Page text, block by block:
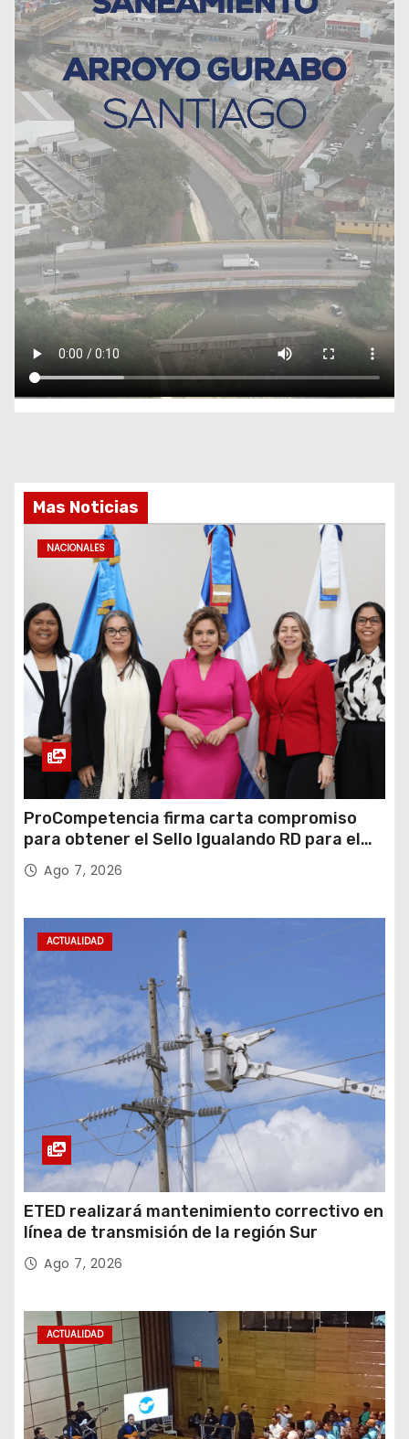
Mas Noticias
NACIONALES
ProCompetencia firma carta compromiso
para obtener el Sello Igualando RD para el
Sector Público
Ago 7, 2026
ACTUALIDAD
ETED realizará mantenimiento correctivo en
línea de transmisión de la región Sur
Ago 7, 2026
ACTUALIDAD